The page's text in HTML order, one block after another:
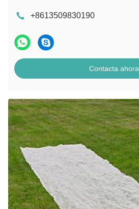
+8613509830190
Contacta ahora